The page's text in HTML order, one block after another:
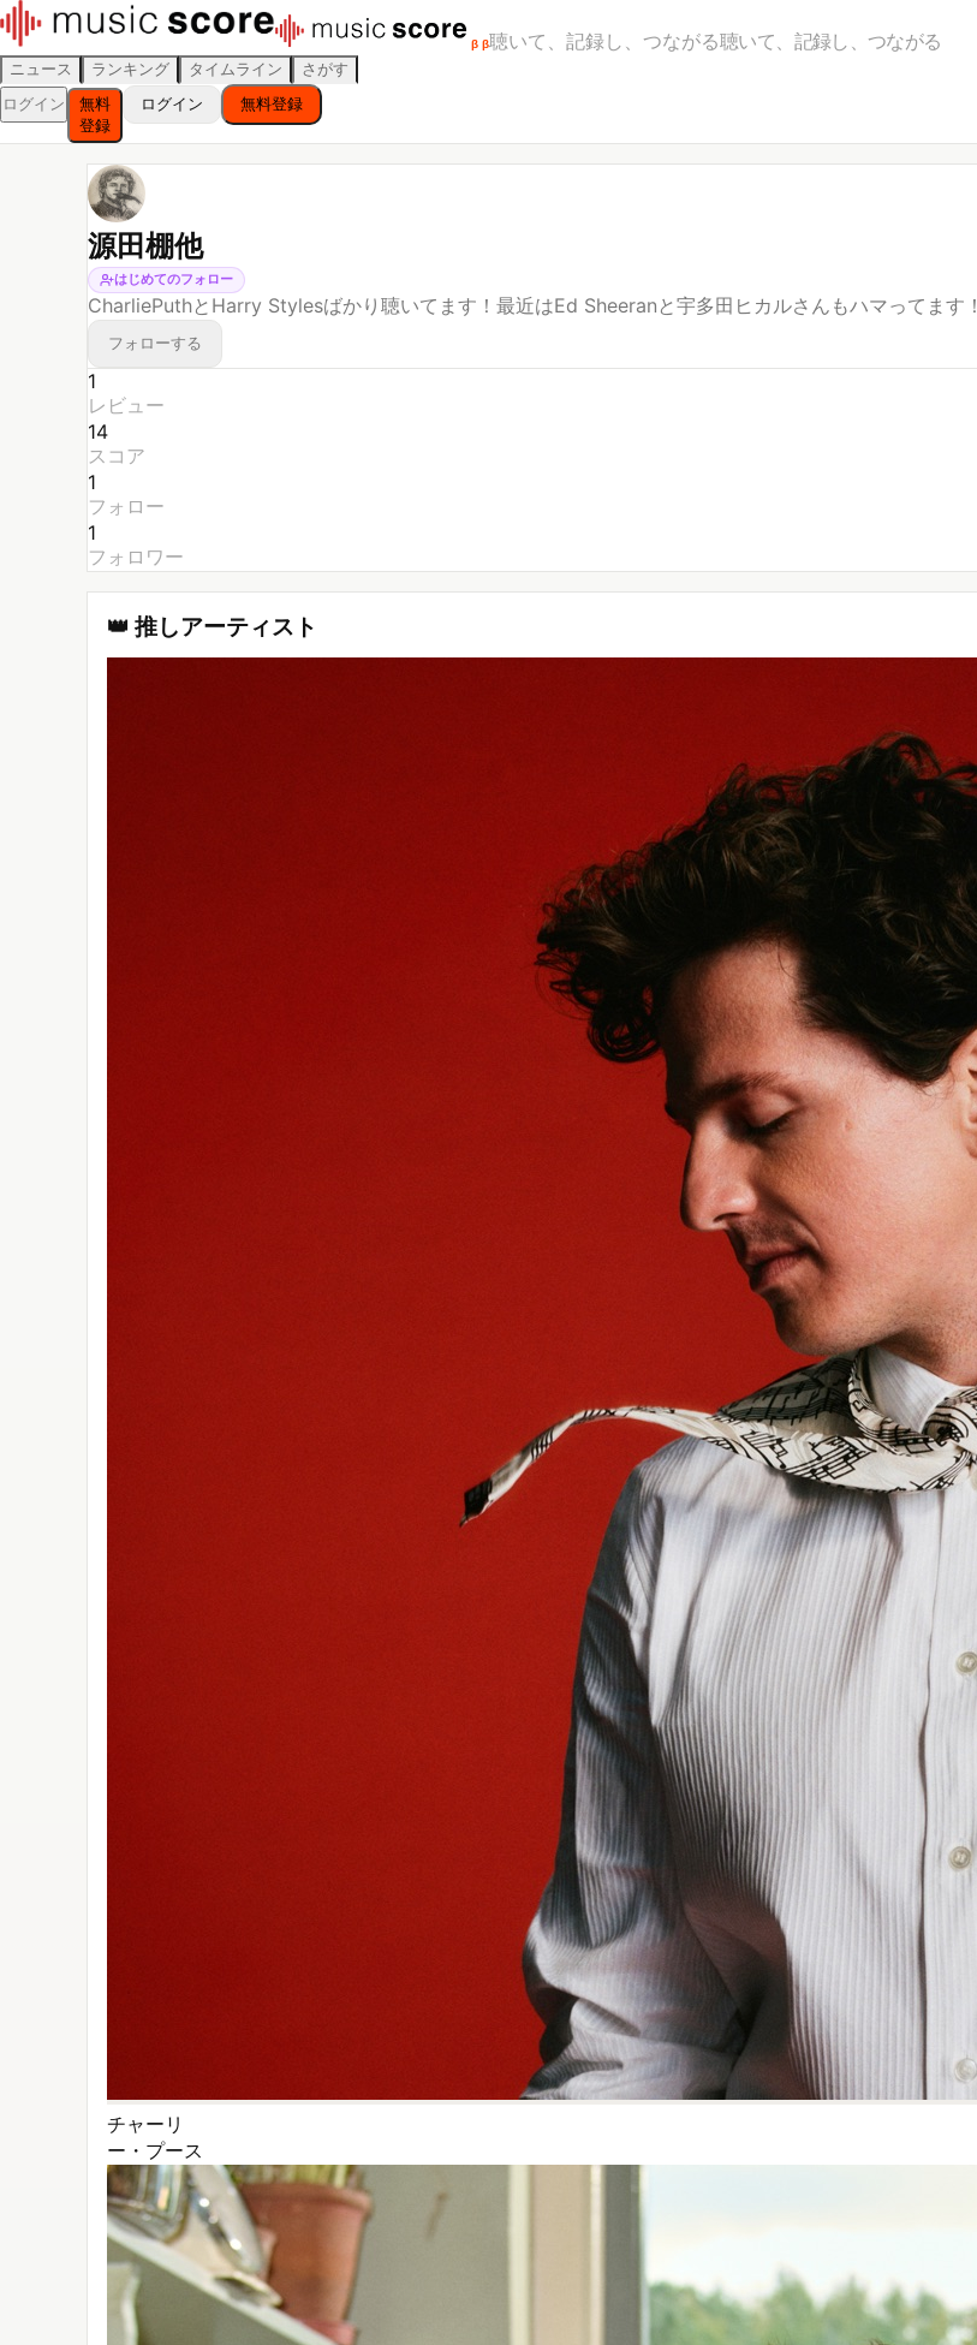
β β聴いて、記録し、つながる聴いて、記録し、つながる
ニュース ランキング タイムライン
さがす
ログイン
無料
登録
ログイン 無料登録
源田棚他
はじめてのフォロー
CharliePuthとHarry Stylesばかり聴いてます！最近はEd Sheeranと宇多田ヒカルさんもハマってます！
フォローする
1
レビュー
14
スコア
1
フォロー
1
フォロワー
👑 推しアーティスト
チャーリ
ー・プース